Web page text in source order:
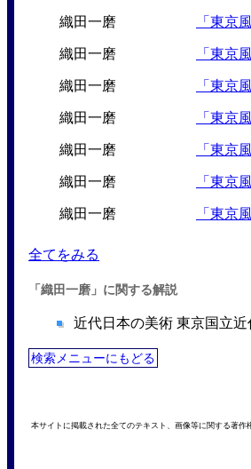
織田一磨 「東京
織田一磨 「東京
織田一磨 「東京
織田一磨 「東京
織田一磨 「東京
織田一磨 「東京
織田一磨 「東京
全てをみる
「織田一磨」に関する解説
近代日本の美術 東京国立
検索メニューにもどる
本サイトに掲載された全てのテキスト、画像等に関する著